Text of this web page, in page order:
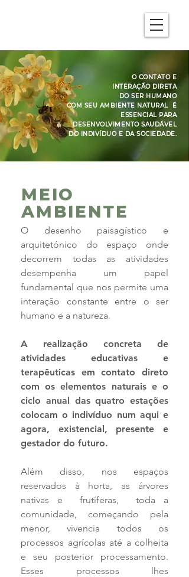
O desenho paisagístico e
arquitetónico do espaço onde
decorrem todas as atividades
desempenha um papel
fundamental que nos permite uma
interação constante entre o ser
humano e a natureza.
A realização concreta de
atividades educativas e
terapêuticas em contato direto
com os elementos naturais e o
ciclo anual das quatro estações
colocam o indivíduo num aqui e
agora, existencial, presente e
gestador do futuro.
Além disso, nos espaços
reservados à horta, as árvores
nativas e frutíferas, toda a
comunidade, começando pela
menor, vivencia todos os
processos agrícolas até a colheita
e seu posterior processamento.
Esses processos lhes
MEIO
AMBIENTE
O CONTATO E
INTERAÇÃO DIRETA
DO SER HUMANO
COM SEU AMBIENTE NATURAL É
ESSENCIAL PARA
DESENVOLVIMENTO SAUDÁVEL
DO INDIVÍDUO E DA SOCIEDADE.